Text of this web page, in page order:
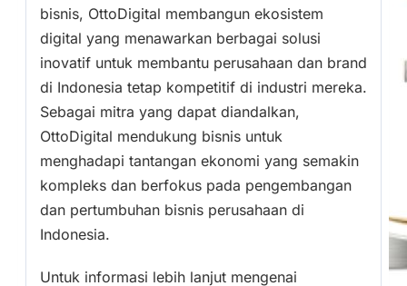
bisnis, OttoDigital membangun ekosistem
digital yang menawarkan berbagai solusi
inovatif untuk membantu perusahaan dan brand
di Indonesia tetap kompetitif di industri mereka.
Sebagai mitra yang dapat diandalkan,
OttoDigital mendukung bisnis untuk
menghadapi tantangan ekonomi yang semakin
kompleks dan berfokus pada pengembangan
dan pertumbuhan bisnis perusahaan di
Indonesia.
Untuk informasi lebih lanjut mengenai